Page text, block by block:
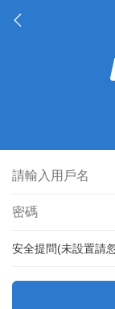
安全提問(未設置請